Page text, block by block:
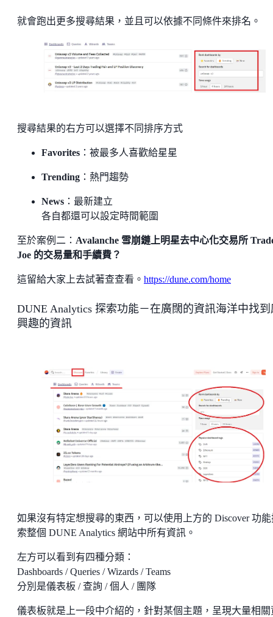
就會跑出更多搜尋結果，並且可以依據不同條件來排名。
搜尋結果的右方可以選擇不同排序方式
Favorites ：被最多人喜歡給星星
Trending ：熱門趨勢
News ：最新建立
各自都還可以設定時間範圍
至於案例二： Avalanche 雪崩鏈上明星去中心化交易所
Joe 的交易量和手續費？
這留給大家上去試著查查看。 https://dune.com/home
DUNE Analytics 探索功能－在廣闊的資訊海洋中找到
興趣的資訊
如果沒有特定想搜尋的東西，可以使用上方的 Discover 功
索整個 DUNE Analytics 網站中所有資訊。
左方可以看到有四種分類：
Dashboards / Queries / Wizards / Teams
分別是儀表板 / 查詢 / 個人 / 團隊
儀表板就是上一段中介紹的，針對某個主題，呈現大量相關